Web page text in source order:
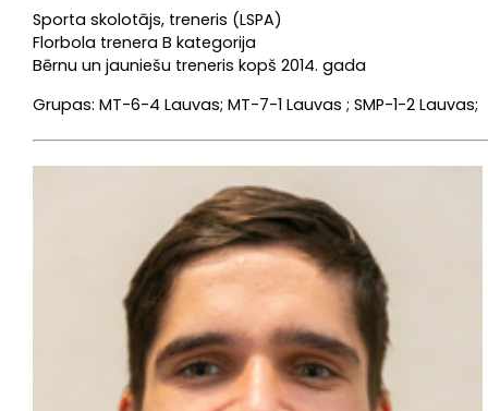
Sporta skolotājs, treneris (LSPA)
Florbola trenera B kategorija
Bērnu un jauniešu treneris kopš 2014. gada
Grupas: MT-6-4 Lauvas; MT-7-1 Lauvas ; SMP-1-2 Lauvas;